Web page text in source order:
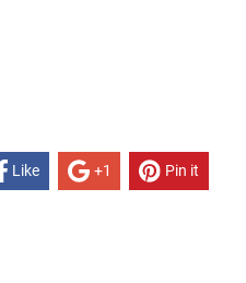
Like +1 Pin it